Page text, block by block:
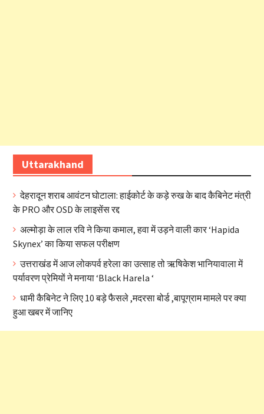
Uttarakhand
देहरादून शराब आवंटन घोटाला: हाईकोर्ट के कड़े रुख के बाद कैबिनेट मंत्री
के PRO और OSD के लाइसेंस रद्द
अल्मोड़ा के लाल रवि ने किया कमाल, हवा में उड़ने वाली कार ‘Hapida
Skynex’ का किया सफल परीक्षण
उत्तराखंड में आज लोकपर्व हरेला का उत्साह तो ऋषिकेश भानियावाला में
पर्यावरण प्रेमियों ने मनाया ‘Black Harela ‘
धामी कैबिनेट ने लिए 10 बड़े फैसले ,मदरसा बोर्ड ,बापूग्राम मामले पर क्या
हुआ खबर में जानिए